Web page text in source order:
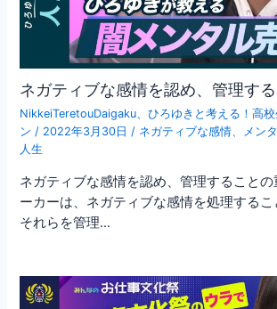
ネガティブな感情を認め、管理す
NikkeiTeretouDaigaku、ひろゆきと考える！高
ン / 2022年3月30日 / ネガティブな感情、 メン
人生
ネガティブな感情を認め、管理すること
ーカーは、ネガティブな感情を処理するこ
それらを管理…